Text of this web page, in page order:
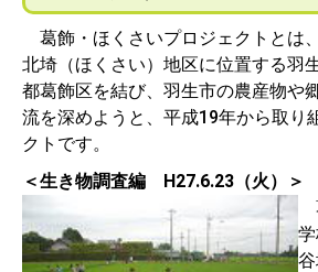
葛飾・ほくさいプロジェクトとは
北埼（ほくさい）地区に位置する羽
都葛飾区を結び、羽生市の農産物や
流を深めようと、平成19年から取り
クトです。
＜生き物調査編 H27.6.23（火）＞